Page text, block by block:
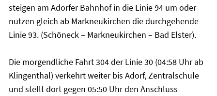
steigen am Adorfer Bahnhof in die Linie 94 um oder
nutzen gleich ab Markneukirchen die durchgehende
Linie 93. (Schöneck – Markneukirchen – Bad Elster).
Die morgendliche Fahrt 304 der Linie 30 (04:58 Uhr ab
Klingenthal) verkehrt weiter bis Adorf, Zentralschule
und stellt dort gegen 05:50 Uhr den Anschluss